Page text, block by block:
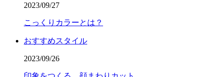
2023/09/27
こっくりカラーとは？
おすすめスタイル
2023/09/26